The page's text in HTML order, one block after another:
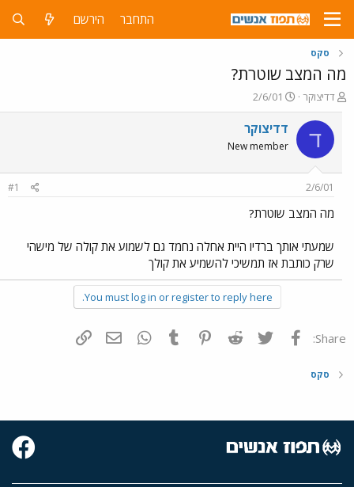
התחבר הירשם
סקס
מה המצב שוטרת?
פ
ו
ת
ח
ה
ש
א
דדיצוקר
פ
ו
ר
ם
ר
2/6/01
ד דדיצוקר
New member
2/6/01
#1
מה המצב שוטרת?
שמעתי אותך ברדיו היית אחלה נחמד גם לשמוע את קולה של מישהי
שרק כותבת אז תמשיכי להשמיע את קולך
You must log in or register to reply here.
Share: פייסבוק Twitter
Reddit
Pinterest
Tumblr
WhatsAppדואר אלקטרוני
סקס